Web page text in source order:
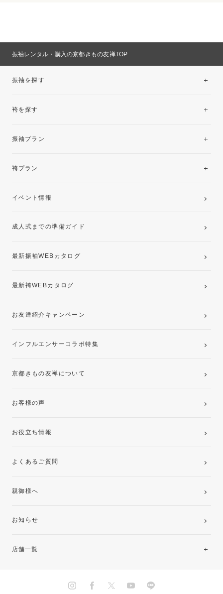
振袖レンタル・購入の京都きもの友禅TOP
振袖を探す
袴を探す
振袖プラン
レンタルプラン
袴プラン
卒業袴レンタルプラン
イベント情報
成人式までの準備ガイド
最新振袖WEBカタログ
最新袴WEBカタログ
お友達紹介キャンペーン
インフルエンサーコラボ特集
京都きもの友禅について
お客様の声
お役立ち情報
よくあるご質問
親御様へ
お知らせ
店舗一覧